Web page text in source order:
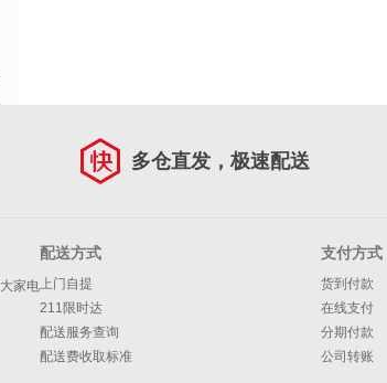
多仓直发，极速配送
大家电
配送方式
上门自提
211限时达
配送服务查询
配送费收取标准
支付方式
货到付款
在线支付
分期付款
公司转账